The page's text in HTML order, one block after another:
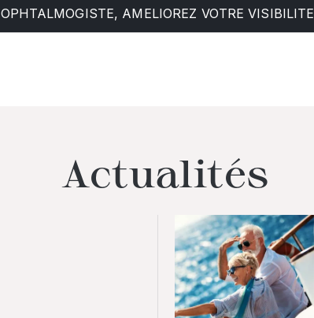
OPHTALMOGISTE, AMELIOREZ VOTRE VISIBILITE
Actualités